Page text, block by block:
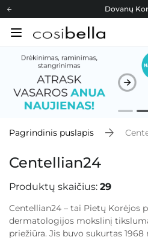
Cosibella
Nemokamas
Dovanų
Pagrindinis puslapis
Centellian24
Produktų skaičius: 29
Centellian24 – tai Pietų Korėjos
dermatologijos mokslinį
priežiūra. Jis buvo sukurtas